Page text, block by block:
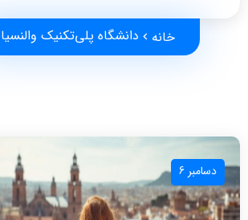
خانه دانشگاه پلی‌تکنیک والنسیا
دسامبر 6